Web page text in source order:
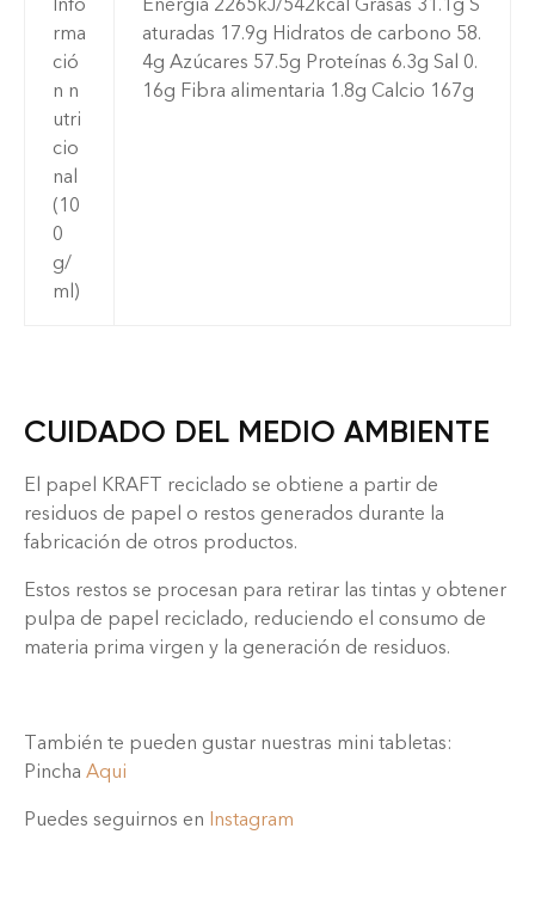
rma
ció
n n
utri
cio
nal
(10
0
g/
ml)
aturadas 17.9g Hidratos de carbono 58.
4g Azúcares 57.5g Proteínas 6.3g Sal 0.
16g Fibra alimentaria 1.8g Calcio 167g
CUIDADO DEL MEDIO AMBIENTE
El papel KRAFT reciclado se obtiene a partir de
residuos de papel o restos generados durante la
fabricación de otros productos.
Estos restos se procesan para retirar las tintas y obtener
pulpa de papel reciclado, reduciendo el consumo de
materia prima virgen y la generación de residuos.
También te pueden gustar nuestras mini tabletas:
Pincha Aqui
Puedes seguirnos en Instagram